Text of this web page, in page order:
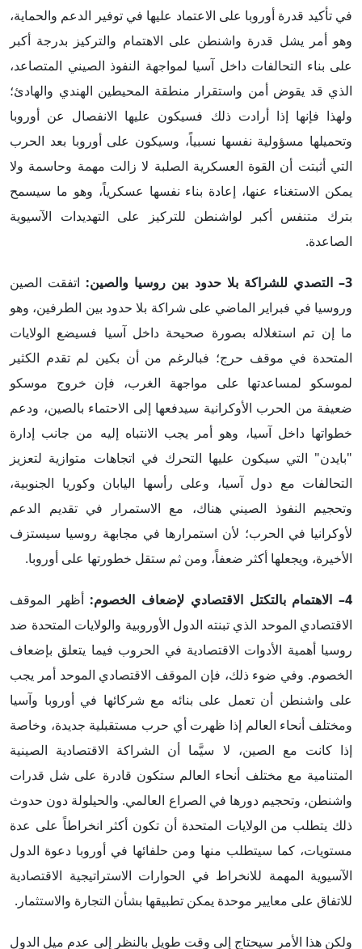
في تأكيد قدرة أوروبا على الاعتماد عليها في توفير الدعم والحماية،
وهو أمر يشل قدرة واشنطن على الاهتمام والتركيز بدرجة أكبر
على بناء التحالفات داخل آسيا لمواجهة النفوذ الصيني المتصاعد،
الذي قد يقوض أمن واستقرار منطقة المحيطين الهندي والهادئ؛
ولهذا فإنها إذا أرادت ذلك فسيكون عليها الانفصال عن أوروبا
وتحميلها مسؤولية نفسها نسبياً، وسيكون على أوروبا بعد الحرب
التي أثبتت أن القوة العسكرية الصلبة لا زالت مهمة وحاسمة ولا
يمكن الاستغناء عنها، إعادة بناء نفسها عسكرياً، وهو ما سيسمح
بترك متنفس أكبر لواشنطن للتركيز على التهديدات الآسيوية
الصاعدة.
3– التصدي للشراكة بلا حدود بين روسيا والصين: اتفقت الصين
وروسيا في فبراير الماضي على شراكة بلا حدود بين الطرفين، وهو
ما إن تم استغلاله بصورة صحيحة داخل آسيا فسيضع الولايات
المتحدة في موقف حرج؛ فبالرغم من أن بكين لم تقدم الكثير
لموسكو لمساعدتها على مواجهة الغرب، فإن خروج موسكو
ضعيفة من الحرب الأوكرانية سيدفعها إلى الاحتماء بالصين، ودعم
خطواتها داخل آسيا، وهو أمر يجب الانتباه إليه من جانب إدارة
"بايدن" التي سيكون عليها التحرك في اتجاهات متوازية لتعزيز
التحالفات مع دول آسيا، وعلى رأسها اليابان وكوريا الجنوبية،
وتحجيم النفوذ الصيني هناك، مع الاستمرار في تقديم الدعم
لأوكرانيا في الحرب؛ لأن استمرارها في مجابهة روسيا سيستزف
الأخيرة، ويجعلها أكثر ضعفاً، ومن ثم ستقل خطورتها على أوروبا.
4– الاهتمام بالتكتل الاقتصادي لإضعاف الخصوم: أظهر الموقف
الاقتصادي الموحد الذي تبنته الدول الأوروبية والولايات المتحدة ضد
روسيا أهمية الأدوات الاقتصادية في الحروب فيما يتعلق بإضعاف
الخصوم. وفي ضوء ذلك، فإن الموقف الاقتصادي الموحد أمر يجب
على واشنطن أن تعمل على بنائه مع شركائها في أوروبا وآسيا
ومختلف أنحاء العالم إذا ظهرت أي حرب مستقبلية جديدة، وخاصة
إذا كانت مع الصين، لا سيَّما أن الشراكة الاقتصادية الصينية
المتنامية مع مختلف أنحاء العالم ستكون قادرة على شل قدرات
واشنطن، وتحجيم دورها في الصراع العالمي. والحيلولة دون حدوث
ذلك يتطلب من الولايات المتحدة أن تكون أكثر انخراطاً على عدة
مستويات، كما سيتطلب منها ومن حلفائها في أوروبا دعوة الدول
الآسيوية المهمة للانخراط في الحوارات الاستراتيجية الاقتصادية
للاتفاق على معايير موحدة يمكن تطبيقها بشأن التجارة والاستثمار.
ولكن هذا الأمر سيحتاج إلى وقت طويل بالنظر إلى عدم ميل الدول